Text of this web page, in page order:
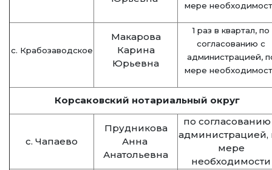
мере
с. Крабозаводское
Макарова
Карина
Юрьевна
1 раз в квартал, по
согласованию с
администрацией,
мере
Корсаковский нотариальный округ
с. Чапаево
Прудникова
Анна
Анатольевна
по согласованию
администрацией,
мере
необходимости